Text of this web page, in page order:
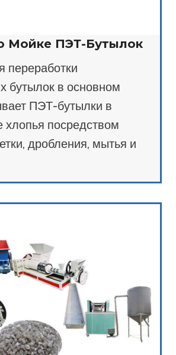
Мойке ПЭТ-Бутылок
бутылок в основном
ПЭТ-бутылки в
хлопья посредством
дробления, мытья и